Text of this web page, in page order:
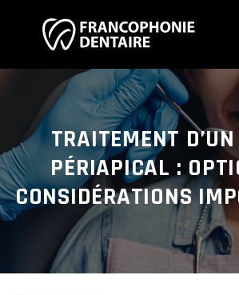
TRAITEMENT
PÉRIAPICAL :
CONSIDÉRATIONS